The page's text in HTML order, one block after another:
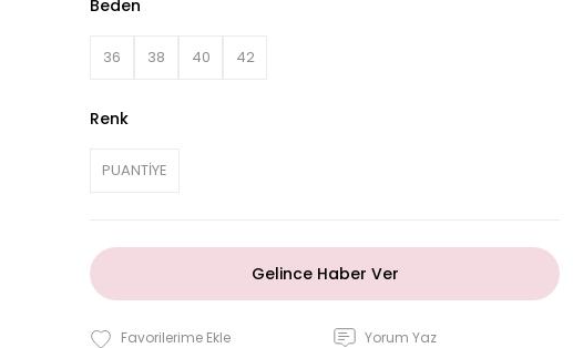
Beden
36 38 40 42
Renk
PUANTİYE
Gelince Haber Ver
Yorum Yaz